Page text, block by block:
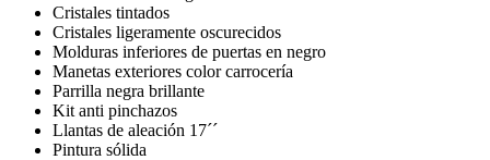
Cristales tintados
Cristales ligeramente oscurecidos
Molduras inferiores de puertas en negro
Manetas exteriores color carrocería
Parrilla negra brillante
Kit anti pinchazos
Llantas de aleación 17´´
Pintura sólida